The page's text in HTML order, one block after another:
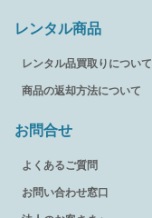
レンタル商品
レンタル品買取りについて
商品の返却方法について
お問合せ
よくあるご質問
お問い合わせ窓口